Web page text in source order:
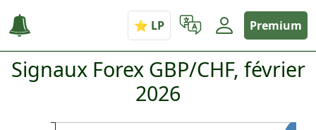
Premium
Signaux Forex GBP/CHF, février
2026